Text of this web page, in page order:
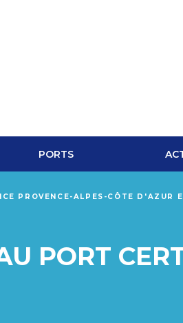
PORTS
PROVENCE-ALPES-CÔTE D'AZUR
PORT